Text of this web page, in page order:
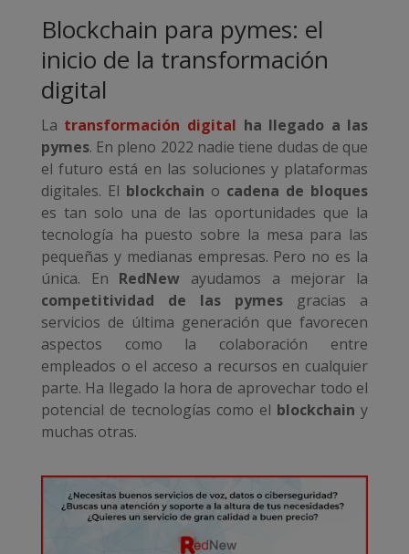
Blockchain para pymes: el
inicio de la transformación
digital
La transformación digital ha llegado a las
pymes. En pleno 2022 nadie tiene dudas de que
el futuro está en las soluciones y plataformas
digitales. El blockchain o cadena de bloques
es tan solo una de las oportunidades que la
tecnología ha puesto sobre la mesa para las
pequeñas y medianas empresas. Pero no es la
única. En RedNew ayudamos a mejorar la
competitividad de las pymes gracias a
servicios de última generación que favorecen
aspectos como la colaboración entre
empleados o el acceso a recursos en cualquier
parte. Ha llegado la hora de aprovechar todo el
potencial de tecnologías como el blockchainy
muchas otras.